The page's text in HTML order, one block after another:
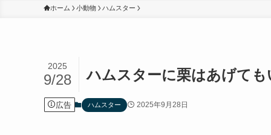
ホーム 小動物 ハムスター
ハムスターに栗はあげて
2025
9/28
広告 ハムスター 2025年9月28日